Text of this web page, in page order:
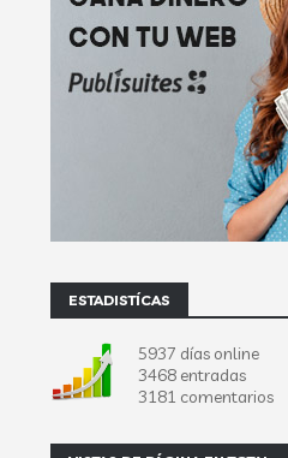
ESTADISTÍCAS
5937 días online
3468 entradas
3181 comentarios